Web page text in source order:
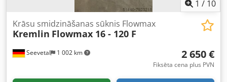
1 / 10
Seevetal 1 002 km
Krāsu smidzināšanas sūknis Flowmax
Kremlin Flowmax 16 - 120 F
2 650 €
Fiksēta cena plus PVN